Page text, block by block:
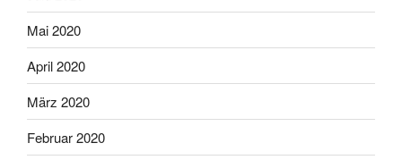
Mai 2020
April 2020
März 2020
Februar 2020